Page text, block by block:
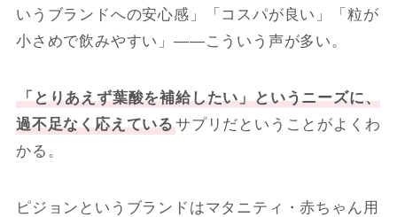
いうブランドへの安心感」「コスパが良い」「粒が
小さめで飲みやすい」――こういう声が多い。
「とりあえず葉酸を補給したい」というニーズに、
過不足なく応えているサプリだということがよくわ
かる。
ピジョンというブランドはマタニティ・赤ちゃん用